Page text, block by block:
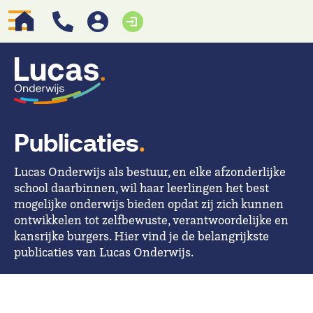
Publicaties.
Lucas Onderwijs als bestuur, en elke afzonderlijke
school daarbinnen, wil haar leerlingen het best
mogelijke onderwijs bieden opdat zij zich kunnen
ontwikkelen tot zelfbewuste, verantwoordelijke en
kansrijke burgers. Hier vind je de belangrijkste
publicaties van Lucas Onderwijs.